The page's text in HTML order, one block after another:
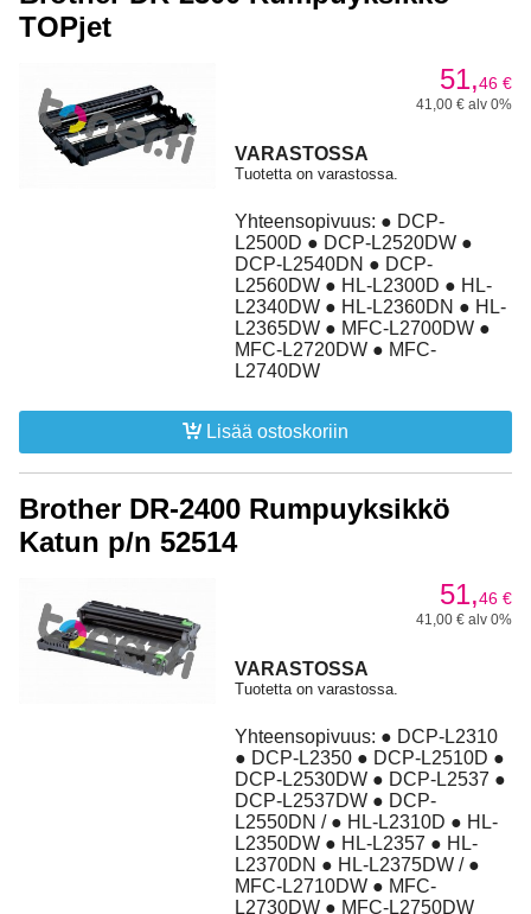
TOPjet
51,46 €
41,00 € alv 0%
VARASTOSSA
Tuotetta on varastossa.
Yhteensopivuus: ● DCP-
L2500D ● DCP-L2520DW ●
DCP-L2540DN ● DCP-
L2560DW ● HL-L2300D ● HL-
L2340DW ● HL-L2360DN ● HL-
L2365DW ● MFC-L2700DW ●
MFC-L2720DW ● MFC-
L2740DW
Lisää ostoskoriin
Brother DR-2400 Rumpuyksikkö
Katun p/n 52514
51,46 €
41,00 € alv 0%
VARASTOSSA
Tuotetta on varastossa.
Yhteensopivuus: ● DCP-L2310
● DCP-L2350 ● DCP-L2510D ●
DCP-L2530DW ● DCP-L2537 ●
DCP-L2537DW ● DCP-
L2550DN / ● HL-L2310D ● HL-
L2350DW ● HL-L2357 ● HL-
L2370DN ● HL-L2375DW / ●
MFC-L2710DW ● MFC-
L2730DW ● MFC-L2750DW